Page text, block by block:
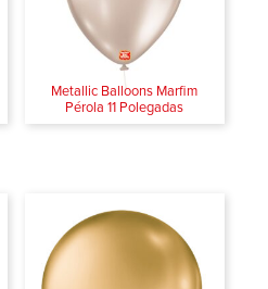
Metallic Balloons Marfim
Pérola 11 Polegadas